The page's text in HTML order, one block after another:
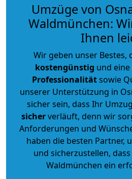
Umzüge von
Waldmünchen:
Ihnen
Wir geben unser Bestes,
kostengünstig und eine
Professionalitätsowie
unserer Unterstützung in
sicher sein, dass Ihr Umzug
sicherverläuft, denn wir
Anforderungen und
haben die besten Partner,
und sicherzustellen,
Waldmünchen ein